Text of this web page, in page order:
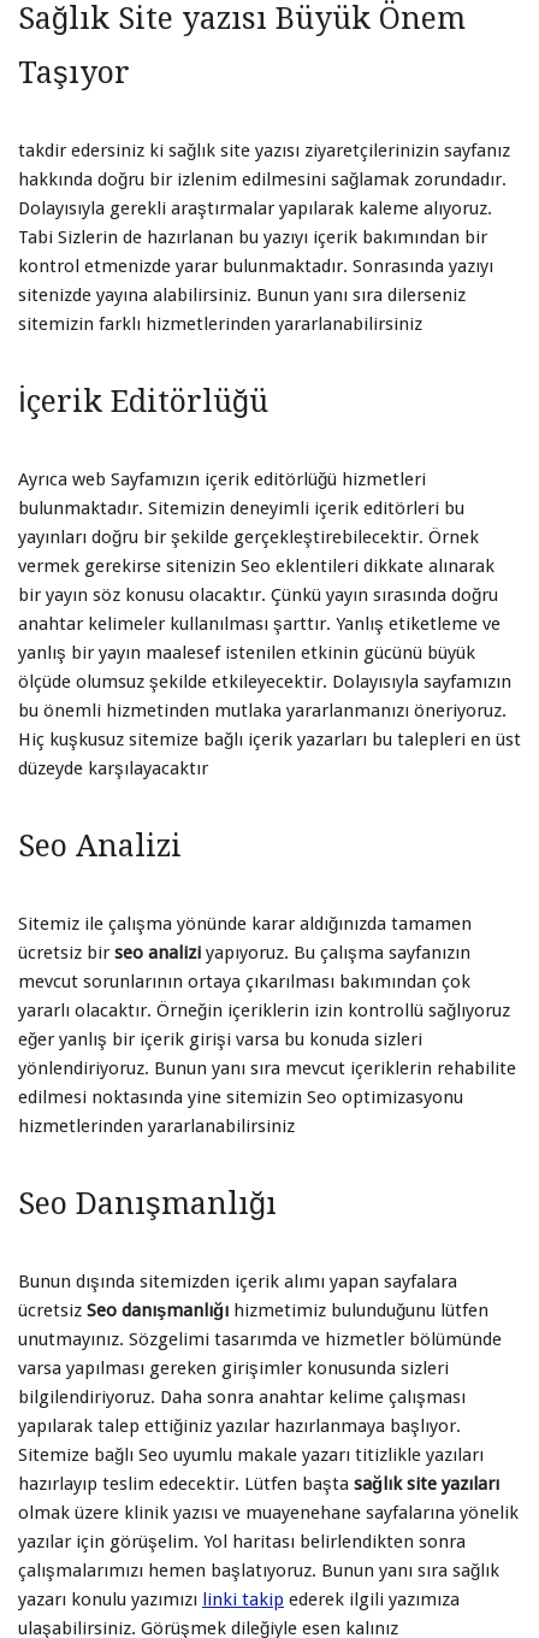
Sağlık Site yazısı Büyük Önem
Taşıyor
takdir edersiniz ki sağlık site yazısı ziyaretçilerinizin sayfanız
hakkında doğru bir izlenim edilmesini sağlamak zorundadır.
Dolayısıyla gerekli araştırmalar yapılarak kaleme alıyoruz.
Tabi Sizlerin de hazırlanan bu yazıyı içerik bakımından bir
kontrol etmenizde yarar bulunmaktadır. Sonrasında yazıyı
sitenizde yayına alabilirsiniz. Bunun yanı sıra dilerseniz
sitemizin farklı hizmetlerinden yararlanabilirsiniz
İçerik Editörlüğü
Ayrıca web Sayfamızın içerik editörlüğü hizmetleri
bulunmaktadır. Sitemizin deneyimli içerik editörleri bu
yayınları doğru bir şekilde gerçekleştirebilecektir. Örnek
vermek gerekirse sitenizin Seo eklentileri dikkate alınarak
bir yayın söz konusu olacaktır. Çünkü yayın sırasında doğru
anahtar kelimeler kullanılması şarttır. Yanlış etiketleme ve
yanlış bir yayın maalesef istenilen etkinin gücünü büyük
ölçüde olumsuz şekilde etkileyecektir. Dolayısıyla sayfamızın
bu önemli hizmetinden mutlaka yararlanmanızı öneriyoruz.
Hiç kuşkusuz sitemize bağlı içerik yazarları bu talepleri en üst
düzeyde karşılayacaktır
Seo Analizi
Sitemiz ile çalışma yönünde karar aldığınızda tamamen
ücretsiz bir seo analizi yapıyoruz. Bu çalışma sayfanızın
mevcut sorunlarının ortaya çıkarılması bakımından çok
yararlı olacaktır. Örneğin içeriklerin izin kontrollü sağlıyoruz
eğer yanlış bir içerik girişi varsa bu konuda sizleri
yönlendiriyoruz. Bunun yanı sıra mevcut içeriklerin rehabilite
edilmesi noktasında yine sitemizin Seo optimizasyonu
hizmetlerinden yararlanabilirsiniz
Seo Danışmanlığı
Bunun dışında sitemizden içerik alımı yapan sayfalara
ücretsiz Seo danışmanlığı hizmetimiz bulunduğunu lütfen
unutmayınız. Sözgelimi tasarımda ve hizmetler bölümünde
varsa yapılması gereken girişimler konusunda sizleri
bilgilendiriyoruz. Daha sonra anahtar kelime çalışması
yapılarak talep ettiğiniz yazılar hazırlanmaya başlıyor.
Sitemize bağlı Seo uyumlu makale yazarı titizlikle yazıları
hazırlayıp teslim edecektir. Lütfen başta sağlık site yazıları
olmak üzere klinik yazısı ve muayenehane sayfalarına yönelik
yazılar için görüşelim. Yol haritası belirlendikten sonra
çalışmalarımızı hemen başlatıyoruz. Bunun yanı sıra sağlık
yazarı konulu yazımızı linki takip ederek ilgili yazımıza
ulaşabilirsiniz. Görüşmek dileğiyle esen kalınız